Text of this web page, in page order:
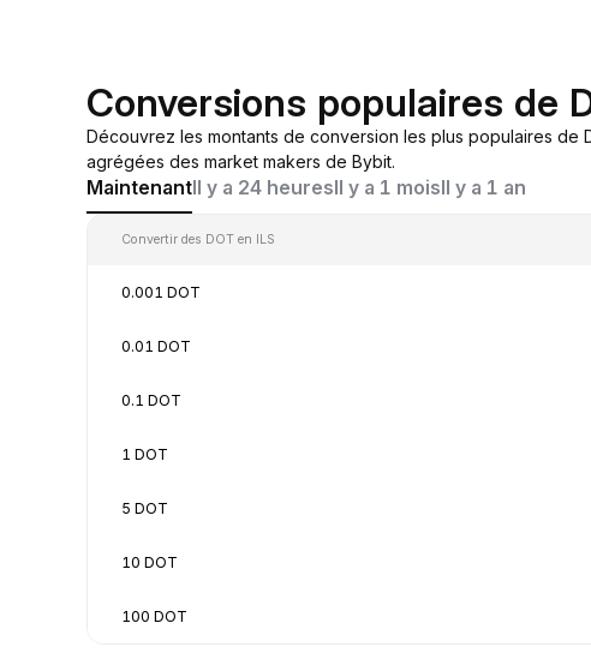
Conversions populaires de
Découvrez les montants de conversion les plus populaires
agrégées des market makers de Bybit.
MaintenantIl y a 24 heuresIl y a 1 moisIl y a 1 an
Convertir des DOT en ILS
0.001 DOT
0.01 DOT
0.1 DOT
1 DOT
5 DOT
10 DOT
100 DOT